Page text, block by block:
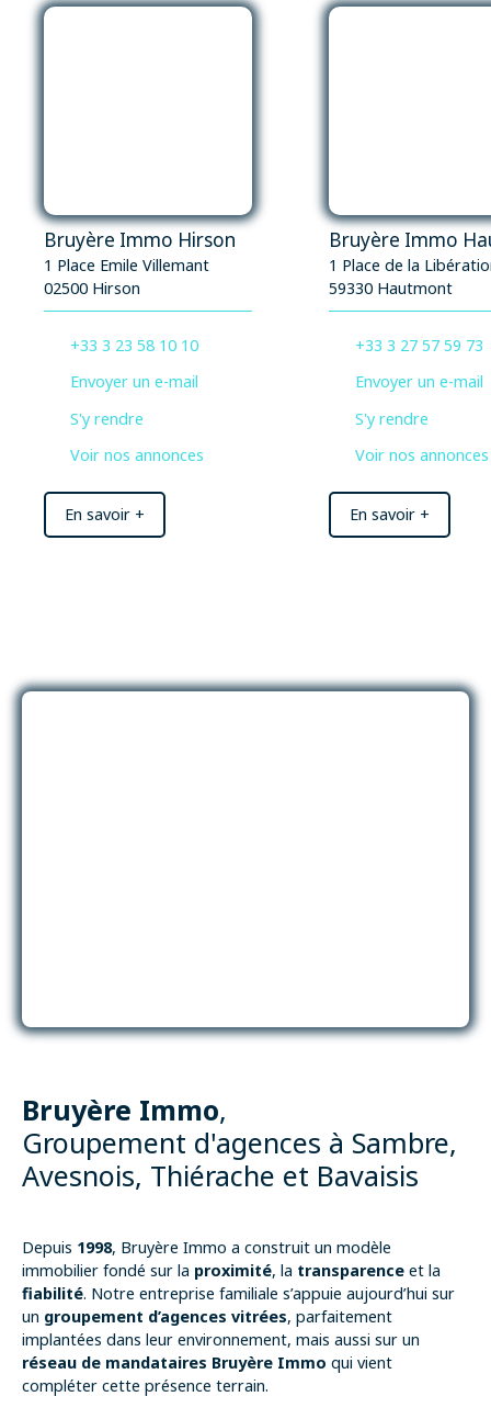
assuré avec 3 places intérieures et 3 places
générale et consulter un médecin généraliste. Les
écoles élémentaires, maternelles, et collèges sont
également accessibles à pied en 15 minutes maximum.
Un parc et jardin se trouve à 5 minutes en voiture, et
un hôpital est accessible en 15 minutes à pied. Ne
maison spacieuse et bien située. Contactez-nous dès
Bruyère Immo Hirson
1 Place Emile Villemant
02500 Hirson
+33 3 23 58 10 10
Envoyer un e-mail
S'y rendre
Voir nos annonces
En savoir +
1 Place de la
59330 Hautmont
+33 3 27 57 59 73
Envoyer un e-mail
S'y rendre
Voir nos annonces
En savoir +
Bruyère Immo,
Groupement d'agences à Sambre,
Avesnois, Thiérache et Bavaisis
Depuis 1998, Bruyère Immo a construit un modèle
immobilier fondé sur la proximité, la transparence et la
fiabilité. Notre entreprise familiale s’appuie aujourd’hui sur
un groupement d’agences vitrées, parfaitement
implantées dans leur environnement, mais aussi sur un
réseau de mandataires Bruyère Immo qui vient
compléter cette présence terrain.